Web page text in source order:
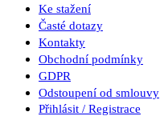
Ke stažení
Časté dotazy
Kontakty
Obchodní podmínky
GDPR
Odstoupení od smlouvy
Přihlásit / Registrace